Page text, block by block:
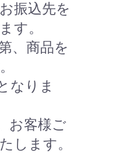
振込先を
す。
、商品を
なりま
お客様ご
します。